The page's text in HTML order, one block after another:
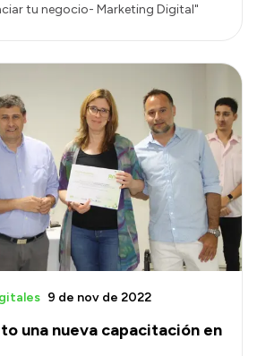
tu negocio- Marketing Digital"
una nueva capacitación en
9 de nov de 2022